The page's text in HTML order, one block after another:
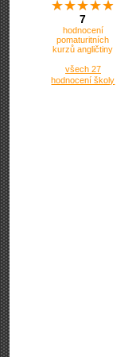
7
hodnocení
pomaturitních
kurzů angličtiny
všech 27
hodnocení školy